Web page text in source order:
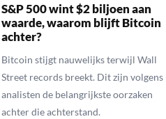
S&P 500 wint $2 biljoen aan
waarde, waarom blijft Bitcoin
achter?
Bitcoin stijgt nauwelijks terwijl Wall
Street records breekt. Dit zijn volgens
analisten de belangrijkste oorzaken
achter die achterstand.